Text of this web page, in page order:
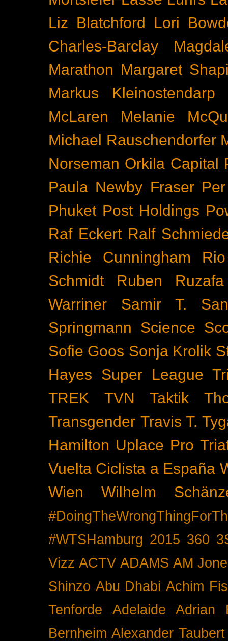
Liz Blatchford
Lori
Charles-Barclay
Marathon Margaret
Markus Kleinostendarp
McLaren
Melanie
Michael Rauschendorfer
Norseman Orkila Capital
Paula Newby Fraser
Phuket Post Holdings
Raf Eckert Ralf
Richie Cunningham
Rio
Schmidt
Ruben Ruzafa
Warriner
Samir T.
Springmann
Science
Sofie Goos Sonja Krolik
Hayes
Super League
TREK
TVN Taktik
Transgender Travis T.
Hamilton Uplace Pro
Vuelta Ciclista a España
Wien
Wilhelm
#WTSHamburg 2015 360
Vizz ACTV ADAMS AM
Shinzo Abu Dhabi Achim
Tenforde
Adelaide
Adrian
Bernheim Alexander Taubert